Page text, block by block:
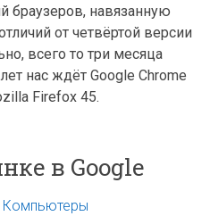
навязанную
от четвёртой версии
всего то три месяца
нас ждёт Google Chrome
Firefox 45.
в Google
Компьютеры